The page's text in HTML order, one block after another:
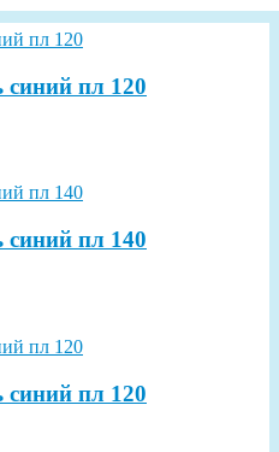
синий пл 120
синий пл 140
синий пл 120